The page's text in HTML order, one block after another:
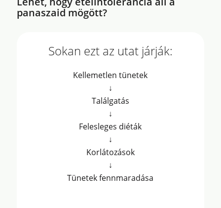
panaszaid mögött?
Sokan ezt az utat járják:
Kellemetlen tünetek
↓
Találgatás
↓
Felesleges diéták
↓
Korlátozások
↓
Tünetek fennmaradása